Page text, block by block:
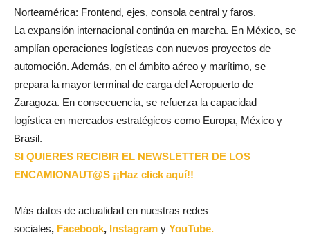
Norteamérica: Frontend, ejes, consola central y faros.
La expansión internacional continúa en marcha. En México, se
amplían operaciones logísticas con nuevos proyectos de
automoción. Además, en el ámbito aéreo y marítimo, se
prepara la mayor terminal de carga del Aeropuerto de
Zaragoza. En consecuencia, se refuerza la capacidad
logística en mercados estratégicos como Europa, México y
Brasil.
SI QUIERES RECIBIR EL NEWSLETTER DE LOS
ENCAMIONAUT@S ¡¡Haz click aquí!!
Más datos de actualidad en nuestras redes
sociales, Facebook, Instagram y YouTube.